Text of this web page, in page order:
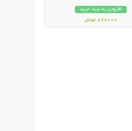
افزودن به سبد خرید
898000 تومان